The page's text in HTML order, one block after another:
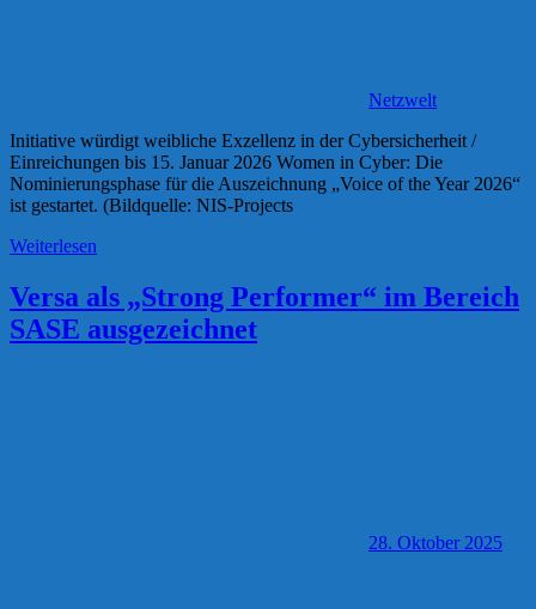
Netzwelt
Initiative würdigt weibliche Exzellenz in der Cybersicherheit /
Einreichungen bis 15. Januar 2026 Women in Cyber: Die
Nominierungsphase für die Auszeichnung „Voice of the Year 2026“
ist gestartet. (Bildquelle: NIS-Projects
Weiterlesen
Versa als „Strong Performer“ im Bereich
SASE ausgezeichnet
28. Oktober 2025